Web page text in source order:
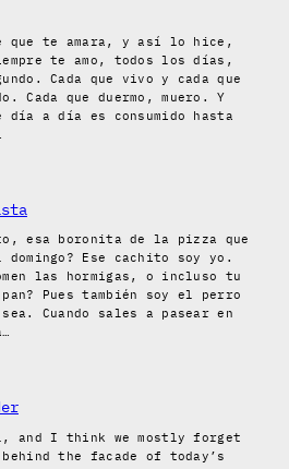
que te amara, y así lo hice,
te amo, todos los días,
Cada que vivo y cada que
Cada que duermo, muero. Y
día a día es consumido hasta
esa boronita de la pizza que
Ese cachito soy yo.
las hormigas, o incluso tu
Pues también soy el perro
Cuando sales a pasear en
I think we mostly forget
the facade of today’s